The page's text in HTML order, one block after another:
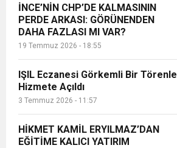
İNCE’NİN CHP’DE KALMASININ
PERDE ARKASI: GÖRÜNENDEN
DAHA FAZLASI MI VAR?
19 Temmuz 2026 - 18:55
IŞIL Eczanesi Görkemli Bir Törenle
Hizmete Açıldı
3 Temmuz 2026 - 11:57
HİKMET KAMİL ERYILMAZ’DAN
EĞİTİME KALICI YATIRIM